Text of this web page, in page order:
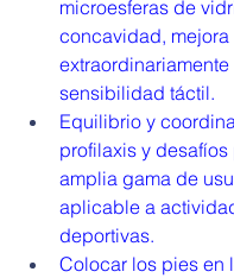
microesferas de
concavidad, mejora
extraordinariamente
sensibilidad táctil.
Equilibrio y
profilaxis y desafíos
amplia gama de
aplicable a
deportivas.
Colocar los pies en